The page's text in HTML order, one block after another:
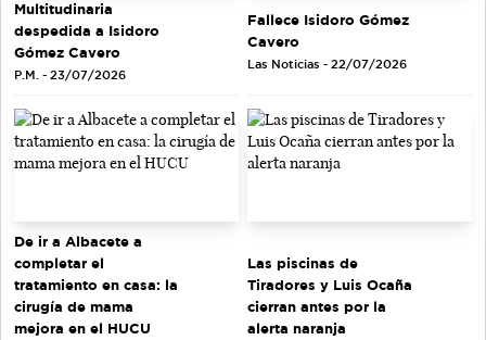
Multitudinaria
despedida a Isidoro
Gómez Cavero
P.M. - 23/07/2026
Fallece Isidoro Gómez
Cavero
Las Noticias - 22/07/2026
De ir a Albacete a
completar el
tratamiento en casa: la
cirugía de mama
mejora en el HUCU
Las piscinas de
Tiradores y Luis Ocaña
cierran antes por la
alerta naranja